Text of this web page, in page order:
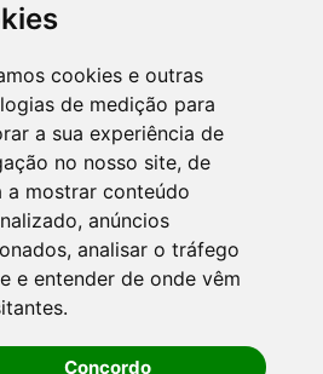
cookies e outras
de medição para
a sua experiência de
no nosso site, de
a mostrar conteúdo
anúncios
analisar o tráfego
e entender de onde vêm
Concordo
Econômico
Município